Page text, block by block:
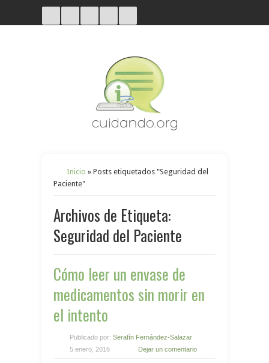
Inicio » Posts etiquetados "Seguridad del
Paciente"
Archivos de Etiqueta:
Seguridad del Paciente
Cómo leer un envase de
medicamentos sin morir en
el intento
Publicado por: Serafín Fernández-Salazar
5 enero, 2016
Dejar un comentario